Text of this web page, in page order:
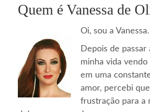
Quem é Vanessa de
Oi, sou a Vanessa.
Depois de passar
minha vida vendo
em uma
amor, percebi
frustração para a